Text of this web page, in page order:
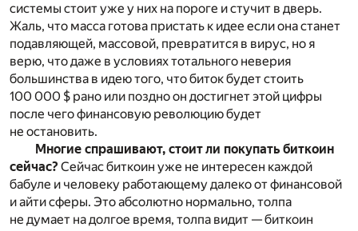
системы стоит уже у них на пороге и стучит в дверь.
Жаль, что масса готова пристать к идее если она станет
подавляющей, массовой, превратится в вирус, но я
верю, что даже в условиях тотального неверия
большинства в идею того, что биток будет стоить
100 000 $ рано или поздно он достигнет этой цифры
после чего финансовую революцию будет
не остановить.
Многие спрашивают, стоит ли покупать биткоин
сейчас? Сейчас биткоин уже не интересен каждой
бабуле и человеку работающему далеко от финансовой
и айти сферы. Это абсолютно нормально, толпа
не думает на долгое время, толпа видит — биткоин